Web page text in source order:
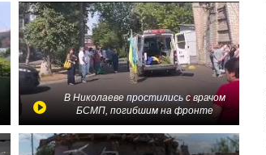
В Николаеве простились с врачом
БСМП, погибшим на фронте